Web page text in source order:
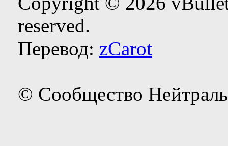
reserved.
Перевод: zCarot
© Сообщество